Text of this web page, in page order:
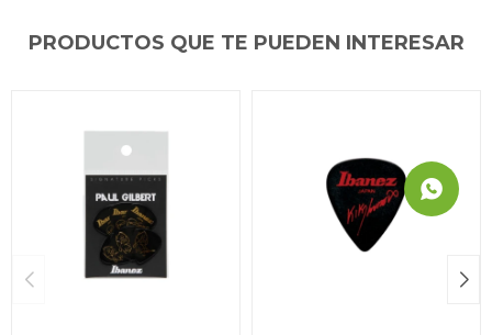
PRODUCTOS QUE TE PUEDEN INTERESAR